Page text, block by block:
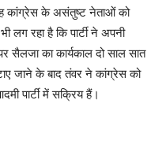
कांग्रेस के असंतुष्ट नेताओं को
रहा है कि पार्टी ने अपनी
सैलजा का कार्यकाल दो साल सात
जाने के बाद तंवर ने कांग्रेस को
पार्टी में सक्रिय हैं।